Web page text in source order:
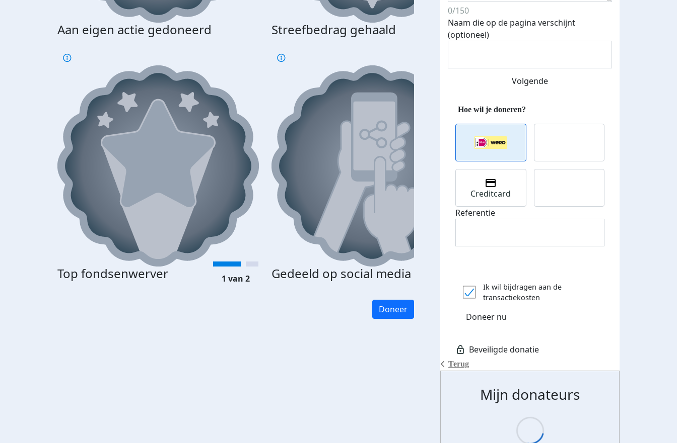
Aan eigen actie gedoneerd Streefbedrag gehaald Streefbedrag verhoogd
Top fondsenwerver Gedeeld op social media
1 van 2
Doneer
0/150
Naam die op de pagina verschijnt
(optioneel)
Volgende
Terug
Creditcard
Referentie
Ik wil bijdragen aan de
transactiekosten
Doneer nu
Mijn donateurs